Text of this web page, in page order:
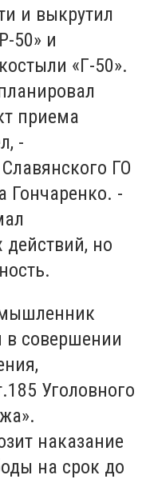
и выкрутил
50» и
«Г-50».
приема
-
ГО
Гончаренко. -
действий, но
в совершении
Уголовного
наказание
на срок до